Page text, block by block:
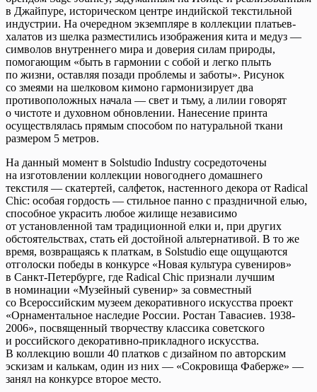
в Джайпуре, историческом центре индийской текстильной
индустрии. На очередном экземпляре в коллекции платьев-
халатов из шелка разместились изображения кита и медуз —
символов внутреннего мира и доверия силам природы,
помогающим «быть в гармонии с собой и легко плыть
по жизни, оставляя позади проблемы и заботы». Рисунок
со змеями на шелковом кимоно гармонизирует два
противоположных начала — свет и тьму, а лилии говорят
о чистоте и духовном обновлении. Нанесение принта
осуществлялась прямым способом по натуральной ткани
размером 5 метров.
На данный момент в Solstudio Industry сосредоточены
на изготовлении коллекции новогоднего домашнего
текстиля — скатертей, салфеток, настенного декора от Radical
Chic: особая гордость — стильное панно с праздничной елью,
способное украсить любое жилище независимо
от установленной там традиционной елки и, при других
обстоятельствах, стать ей достойной альтернативой. В то же
время, возвращаясь к платкам, в Solstudio еще ощущаются
отголоски победы в конкурсе «Новая культура сувениров»
в Санкт-Петербурге, где Radical Chic признали лучшим
в номинации «Музейный сувенир» за совместный
со Всероссийским музеем декоративного искусства проект
«Орнаментальное наследие России. Ростан Тавасиев. 1938-
2006», посвященный творчеству классика советского
и российского декоративно-прикладного искусства.
В коллекцию вошли 40 платков с дизайном по авторским
эскизам и калькам, один из них — «Сокровища Фаберже» —
занял на конкурсе второе место.